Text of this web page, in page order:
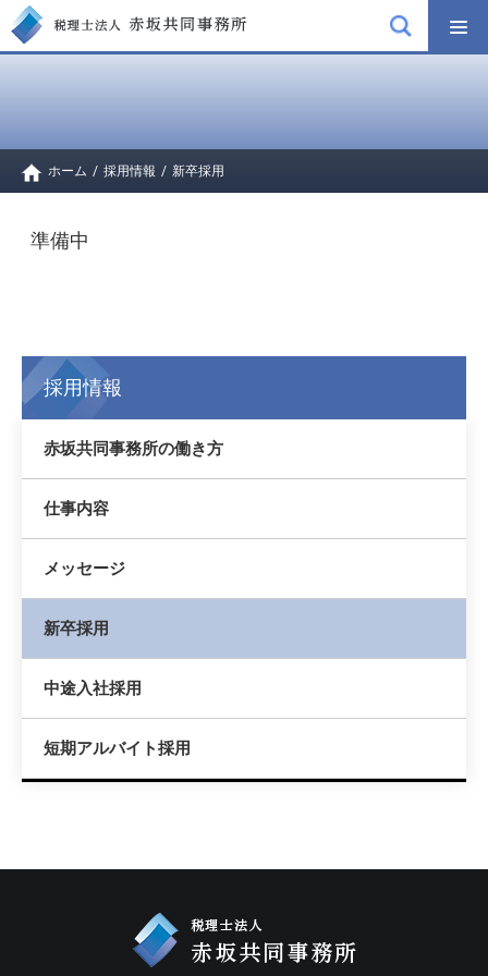
ホーム / 採用情報 / 新卒採用
準備中
採用情報
赤坂共同事務所の働き方
仕事内容
メッセージ
新卒採用
中途入社採用
短期アルバイト採用